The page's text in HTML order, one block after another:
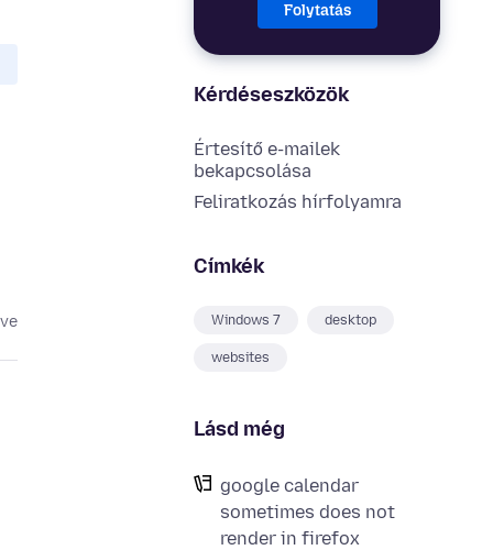
Folytatás
Kérdéseszközök
Értesítő e-mailek
bekapcsolása
Feliratkozás hírfolyamra
Címkék
Windows 7 desktop
websites
Lásd még
google calendar
sometimes does not
render in firefox